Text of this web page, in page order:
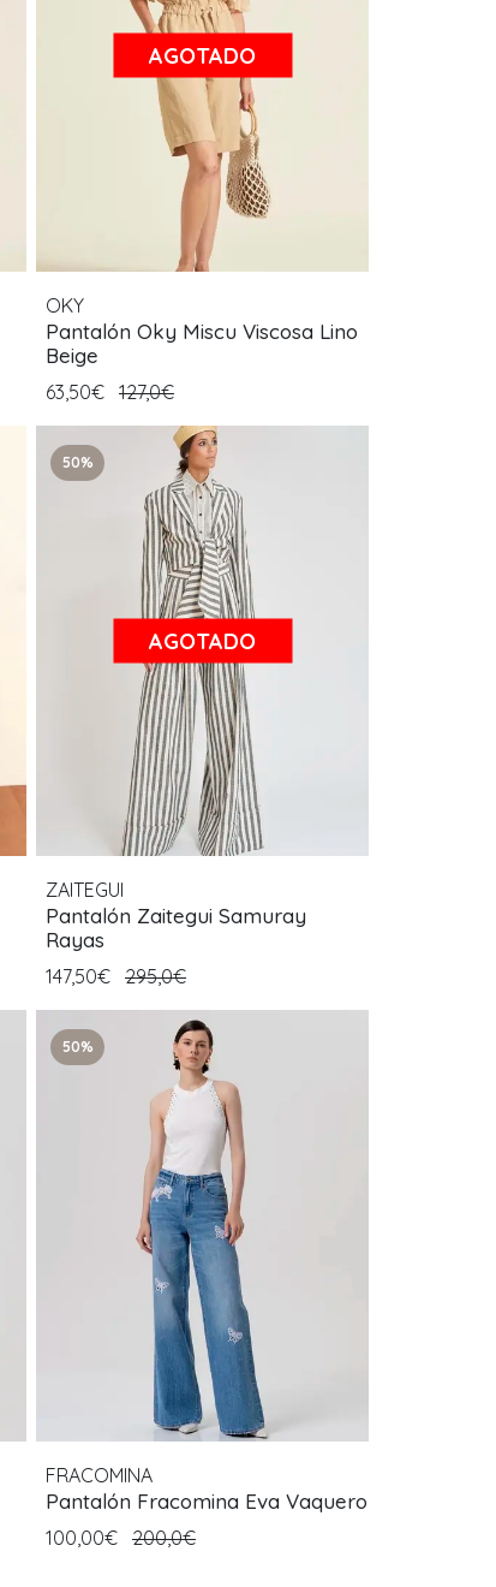
AGOTADO
OKY
Pantalón Oky Miscu Viscosa Lino
Beige
63,50€ 127,0€
50%
AGOTADO
ZAITEGUI
Pantalón Zaitegui Samuray
Rayas
147,50€ 295,0€
50%
FRACOMINA
Pantalón Fracomina Eva Vaquero
100,00€ 200,0€